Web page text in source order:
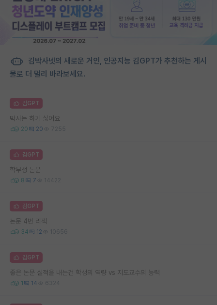
김박사넷의 새로운 거인, 인공지능 김GPT가 추천하는 게시
물로 더 멀리 바라보세요.
김GPT
박사는 하기 싫어요
20 20 7255
김GPT
학부생 논문
8 7 14422
김GPT
논문 4번 리젝
34 12 10656
김GPT
좋은 논문 실적을 내는건 학생의 역량 vs 지도교수의 능력
1 14 6324